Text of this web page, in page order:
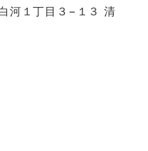
河１丁目３−１３ 清